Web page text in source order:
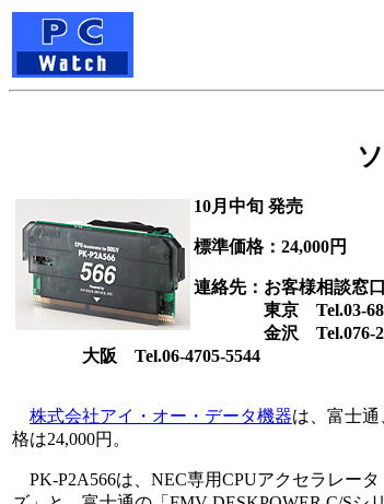
10月中旬 発売
標準価格：24,000円
連絡先：お客様相談窓口
東京 Tel.03-
金沢 Tel.076-
大阪 Tel.06-4705-5544
株式会社アイ・オー・データ機器は、富士通
格は24,000円。
PK-P2A566は、NEC専用CPUアクセラレー